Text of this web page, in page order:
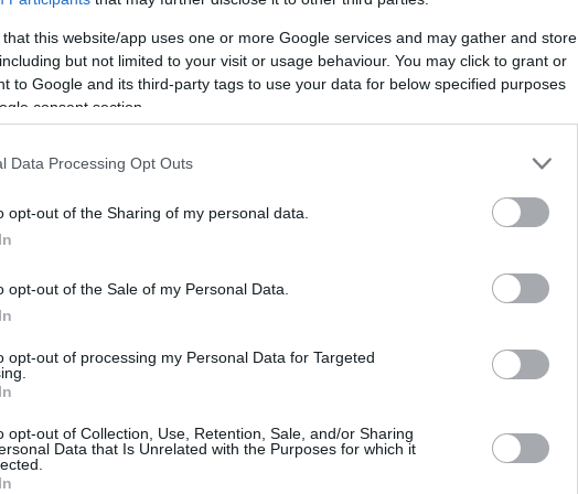
that this website/app uses one or more Google services and may gather and store
but not limited to your visit or usage behaviour. You may click to grant or
to Google and its third-party tags to use your data for below specified purposes
consent section.
Data Processing Opt Outs
opt-out of the Sharing of my personal data.
opt-out of the Sale of my Personal Data.
opt-out of processing my Personal Data for Targeted
opt-out of Collection, Use, Retention, Sale, and/or Sharing
Data that Is Unrelated with the Purposes for which it
esempio Szeged-Budapest), e può
linea Può anche interpretare le
i treni più vicini in tempo Può anche capire
(Győr-Budapest “senza transfer”) Tutti i
salvata all’interno dell’app e può essere
un pacchetto speciale di tag in ungherese I primi
mancanti sull’app treni (questa chiara
o su una scelta fortunata. Potremmo